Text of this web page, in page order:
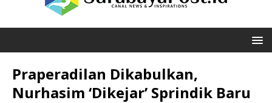
Praperadilan Dikabulkan,
Nurhasim ‘Dikejar’ Sprindik Baru